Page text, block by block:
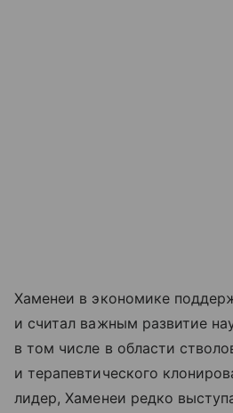
Хаменеи в экономике
и считал важным развитие
в том числе в области
и терапевтического
лидер, Хаменеи редко